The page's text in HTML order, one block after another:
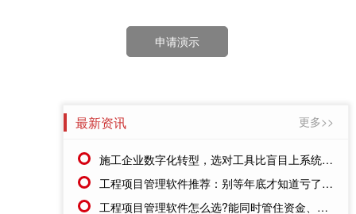
申请演示
最新资讯 更多>>
施工企业数字化转型，选对工具比盲目上系统更重要
工程项目管理软件推荐：别等年底才知道亏了!这套系统让每一分钱都有迹可循
工程项目管理软件怎么选?能同时管住资金、成本、进度的才靠谱